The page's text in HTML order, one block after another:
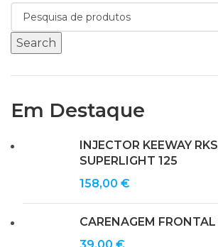
Search
Em Destaque
INJECTOR KEEWAY
SUPERLIGHT 125
158,00 €
CARENAGEM
39,00 €